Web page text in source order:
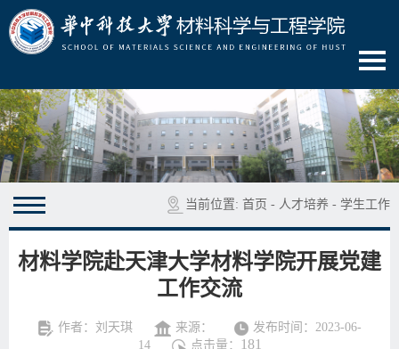
当前位置: 首页 - 人才培养 - 学生工作
材料学院赴天津大学材料学院开展党建
工作交流
作者：刘天琪 来源：
发布时间：2023-06-
14
点击量： 181